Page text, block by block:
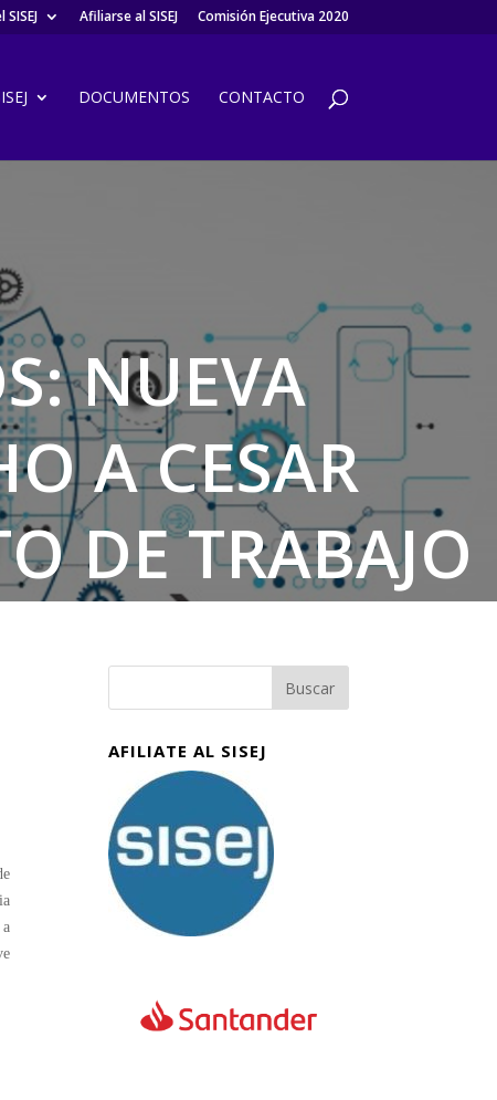
Afiliarse al SISEJ Comisión Ejecutiva 2020
DOCUMENTOS CONTACTO
NUEVA
A CESAR
DE TRABAJO
AFILIATE AL SISEJ